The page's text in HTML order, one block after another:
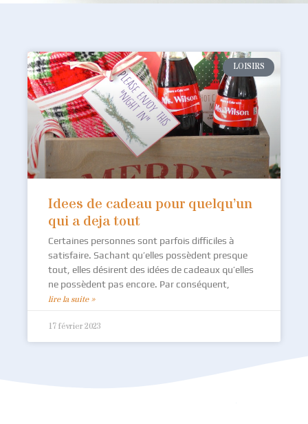
LOISIRS
Idees de cadeau pour quelqu’un
qui a deja tout
Certaines personnes sont parfois difficiles à
satisfaire. Sachant qu’elles possèdent presque
tout, elles désirent des idées de cadeaux qu’elles
ne possèdent pas encore. Par conséquent,
lire la suite »
17 février 2023